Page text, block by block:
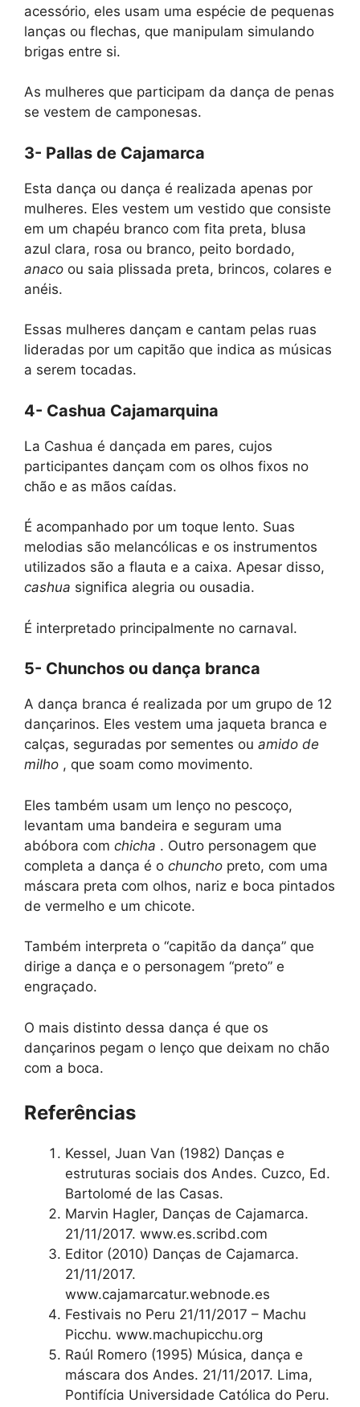
acessório, eles usam uma espécie de pequenas
lanças ou flechas, que manipulam simulando
brigas entre si.
As mulheres que participam da dança de penas
se vestem de camponesas.
3- Pallas de Cajamarca
Esta dança ou dança é realizada apenas por
mulheres. Eles vestem um vestido que consiste
em um chapéu branco com fita preta, blusa
azul clara, rosa ou branco, peito bordado,
anaco ou saia plissada preta, brincos, colares e
anéis.
Essas mulheres dançam e cantam pelas ruas
lideradas por um capitão que indica as músicas
a serem tocadas.
4- Cashua Cajamarquina
La Cashua é dançada em pares, cujos
participantes dançam com os olhos fixos no
chão e as mãos caídas.
É acompanhado por um toque lento. Suas
melodias são melancólicas e os instrumentos
utilizados são a flauta e a caixa. Apesar disso,
cashua significa alegria ou ousadia.
É interpretado principalmente no carnaval.
5- Chunchos ou dança branca
A dança branca é realizada por um grupo de 12
dançarinos. Eles vestem uma jaqueta branca e
calças, seguradas por sementes ou amido de
milho , que soam como movimento.
Eles também usam um lenço no pescoço,
levantam uma bandeira e seguram uma
abóbora com chicha . Outro personagem que
completa a dança é o chuncho preto, com uma
máscara preta com olhos, nariz e boca pintados
de vermelho e um chicote.
Também interpreta o “capitão da dança” que
dirige a dança e o personagem “preto” e
engraçado.
O mais distinto dessa dança é que os
dançarinos pegam o lenço que deixam no chão
com a boca.
Referências
Kessel, Juan Van (1982) Danças e
estruturas sociais dos Andes. Cuzco, Ed.
Bartolomé de las Casas.
Marvin Hagler, Danças de Cajamarca.
21/11/2017. www.es.scribd.com
Editor (2010) Danças de Cajamarca.
21/11/2017.
www.cajamarcatur.webnode.es
Festivais no Peru 21/11/2017 – Machu
Picchu. www.machupicchu.org
Raúl Romero (1995) Música, dança e
máscara dos Andes. 21/11/2017. Lima,
Pontifícia Universidade Católica do Peru.